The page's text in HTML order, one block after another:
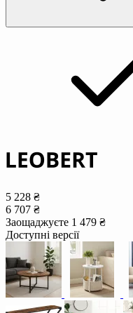
5 228 ₴
6 707 ₴
Заощаджуєте 1 479 ₴
Доступні версії